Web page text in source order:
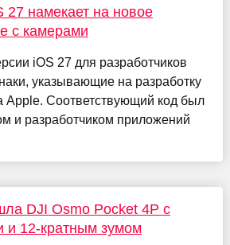
27 намекает на новое
с камерами
iOS 27 для разработчиков
указывающие на разработку
Apple. Соответствующий код был
и разработчиком приложений
DJI Osmo Pocket 4P с
и 12-кратным зумом